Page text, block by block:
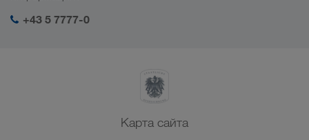
Северная Африка
+43 5 7777-0
Карта сайта